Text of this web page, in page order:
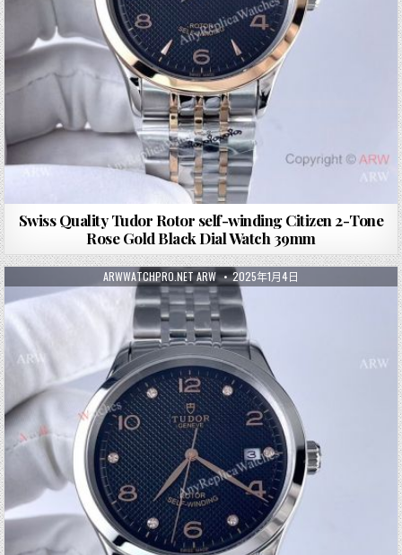
Swiss Quality Tudor Rotor self-winding Citizen 2-Tone
Rose Gold Black Dial Watch 39mm
ARWWATCHPRO.NET ARW 2025年1月4日